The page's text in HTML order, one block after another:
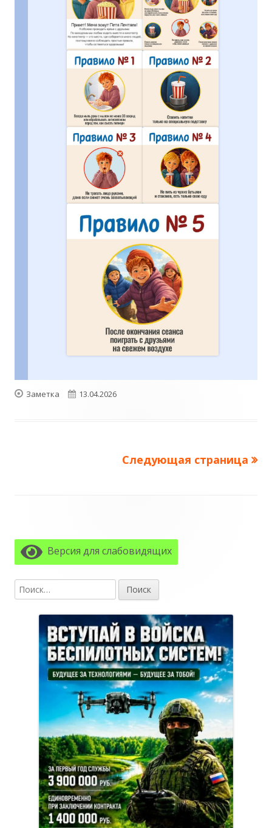
Формат
Заметка Опубликовано
13.04.2026
Следующая страница
боковая
колонка
Версия для слабовидящих
Найти: